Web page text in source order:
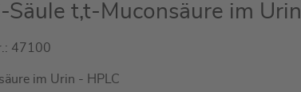
Säule t,t-Muconsäure im Urin
47100
im Urin - HPLC